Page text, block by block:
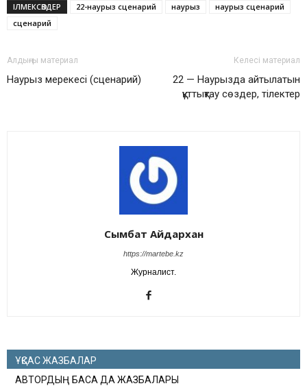
ІЛМЕКСӨЗДЕР 22-наурыз сценарий наурыз
наурыз сценарий
сценарий
Алдыңғы материал
Наурыз мерекесі (сценарий)
Келесі материал
22 — Наурызда айтылатын
құттықтау сөздер, тілектер
Сымбат Айдархан
https://martebe.kz
Журналист.
ҰҚСАС ЖАЗБАЛАР
АВТОРДЫҢ БАСҚА ДА ЖАЗБАЛАРЫ